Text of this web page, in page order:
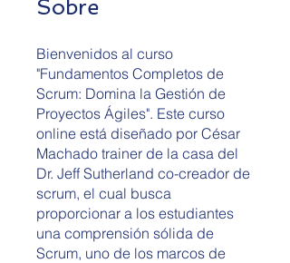
Sobre
Bienvenidos al curso
"Fundamentos Completos de
Scrum: Domina la Gestión de
Proyectos Ágiles". Este curso
online está diseñado por César
Machado trainer de la casa del
Dr. Jeff Sutherland co-creador de
scrum, el cual busca
proporcionar a los estudiantes
una comprensión sólida de
Scrum, uno de los marcos de